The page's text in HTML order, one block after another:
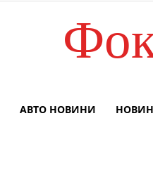
АВТО НОВИНИ